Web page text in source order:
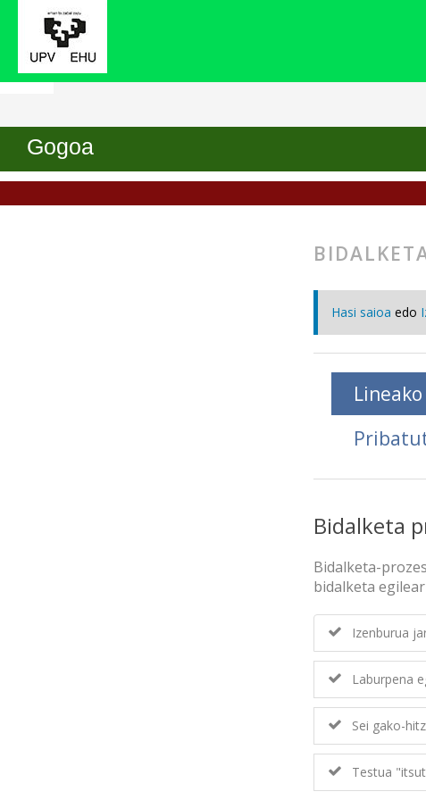
Gogoa
Hasiera Bidalketak
Hasi saioa edo
Bidalketa
Bidalketa-
bidalketa
Izenburua
Laburpena
Sei gako-
Testua